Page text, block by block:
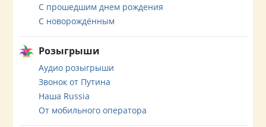
С прошедшим днем рождения
С новорождённым
Розыгрыши
Аудио розыгрыши
Звонок от Путина
Наша Russia
От мобильного оператора